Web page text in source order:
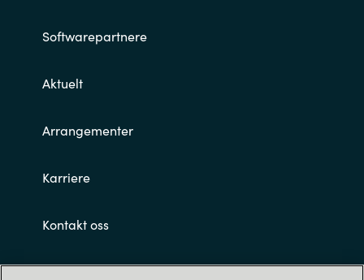
Softwarepartnere
Aktuelt
Arrangementer
Karriere
Kontakt oss
Customer terms and conditions